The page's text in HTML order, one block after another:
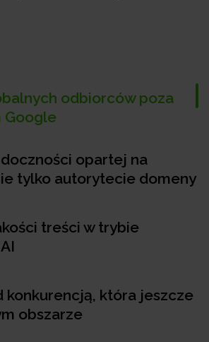
odbiorców poza
Google
opartej na
tylko autorytecie domeny
treści w trybie
konkurencją, która jeszcze
obszarze